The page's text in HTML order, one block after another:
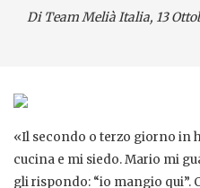
Di Team Melià Italia, 13
«Il secondo o terzo giorno in
cucina e mi siedo. Mario mi
gli rispondo: “io mangio qui”.